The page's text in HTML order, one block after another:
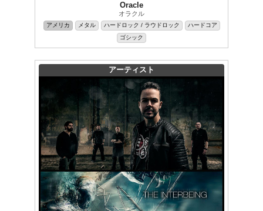
Oracle
オラクル
アメリカ メタル ハードロック / ラウドロック
ハードコア
ゴシック
アーティスト